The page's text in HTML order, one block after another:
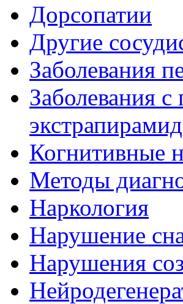
Дорсопатии
Другие
Заболевания
Заболевания
Когнитивные
Методы
Наркология
Нарушение
Нарушения